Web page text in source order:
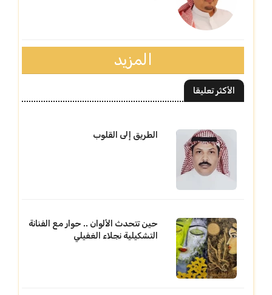
المزيد
الأكثر تعليقا
الطريق إلى القلوب
حين تتحدث الألوان .. حوار مع الفنانة
التشكيلية نجلاء الغفيلي